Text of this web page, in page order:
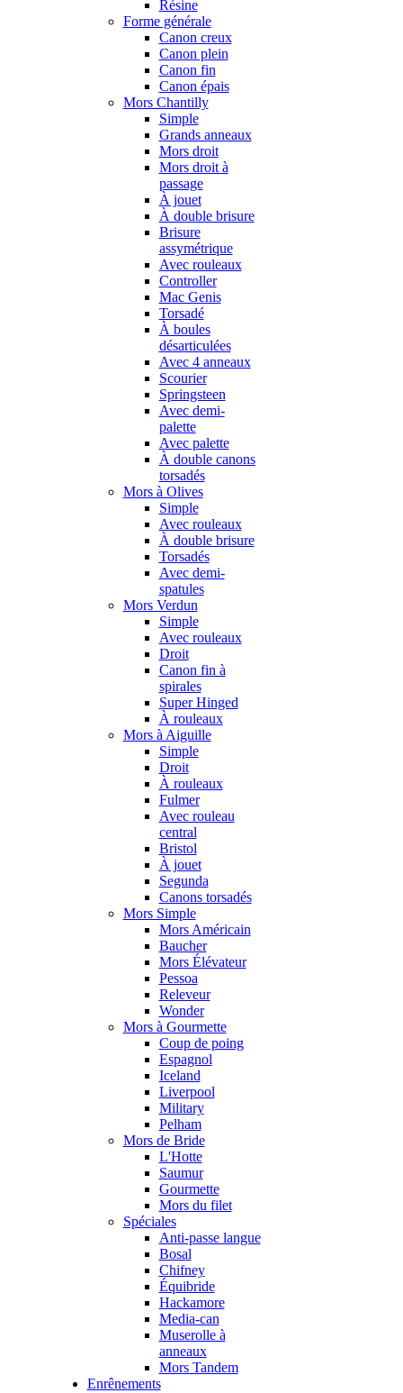
Résine
Forme générale
Canon creux
Canon plein
Canon fin
Canon épais
Mors Chantilly
Simple
Grands anneaux
Mors droit
Mors droit à
passage
À jouet
À double brisure
Brisure
assymétrique
Avec rouleaux
Controller
Mac Genis
Torsadé
À boules
désarticulées
Avec 4 anneaux
Scourier
Springsteen
Avec demi-
palette
Avec palette
À double canons
torsadés
Mors à Olives
Simple
Avec rouleaux
À double brisure
Torsadés
Avec demi-
spatules
Mors Verdun
Simple
Avec rouleaux
Droit
Canon fin à
spirales
Super Hinged
À rouleaux
Mors à Aiguille
Simple
Droit
À rouleaux
Fulmer
Avec rouleau
central
Bristol
À jouet
Segunda
Canons torsadés
Mors Simple
Mors Américain
Baucher
Mors Élévateur
Pessoa
Releveur
Wonder
Mors à Gourmette
Coup de poing
Espagnol
Iceland
Liverpool
Military
Pelham
Mors de Bride
L'Hotte
Saumur
Gourmette
Mors du filet
Spéciales
Anti-passe langue
Bosal
Chifney
Équibride
Hackamore
Media-can
Muserolle à
anneaux
Mors Tandem
Enrênements